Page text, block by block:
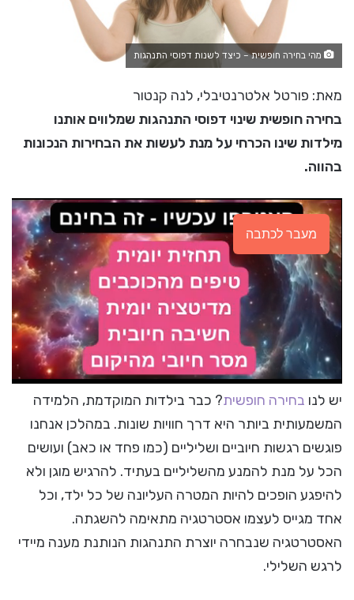
מהי בחירה חופשית – כיצד לשנות דפוסי התנהגות
מאת: פורטל אלטרנטיבלי, לנה קנטור
בחירה חופשית שינוי דפוסי התנהגות שמלווים אותנו
מילדות שינו הכרחי על מנת לעשות את הבחירות הנכונות
בהווה.
מעבר לכתבה
יש לנו בחירה חופשית? כבר בילדות המוקדמת, הלמידה
המשמעותית ביותר היא דרך חוויות שונות. במהלכן אנחנו
פוגשים רגשות חיוביים ושליליים (כמו פחד או כאב) ועושים
הכל על מנת להמנע מהשליליים בעתיד. להרגיש מוגן ולא
להיפגע הופכים להיות המטרה העליונה של כל ילד, וכל
אחד מגייס לעצמו אסטרטגיה מתאימה להשגתה.
האסטרטגיה שנבחרה יוצרת התנהגות הנותנת מענה מיידי
לרגש השלילי.